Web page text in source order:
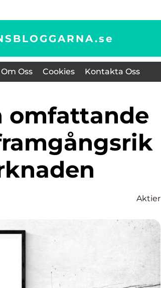
se
Om Oss Cookies Kontakta Oss
Aktier